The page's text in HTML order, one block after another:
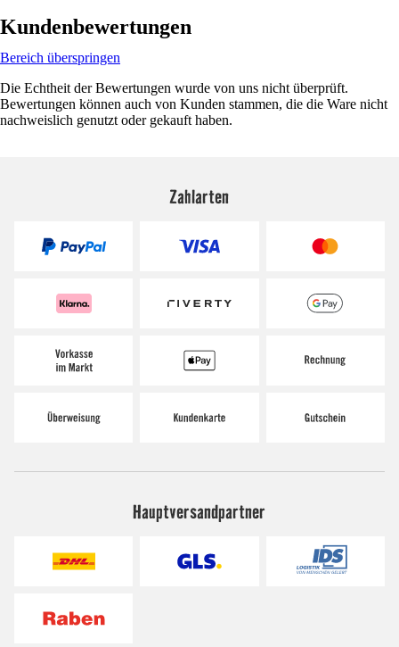
Kundenbewertungen
Bereich überspringen
Die Echtheit der Bewertungen wurde von uns nicht überprüft.
Bewertungen können auch von Kunden stammen, die die Ware nicht
nachweislich genutzt oder gekauft haben.
Zahlarten
Hauptversandpartner